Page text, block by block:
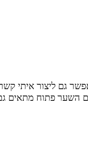
גם ליצור
השער פתוח מתאים